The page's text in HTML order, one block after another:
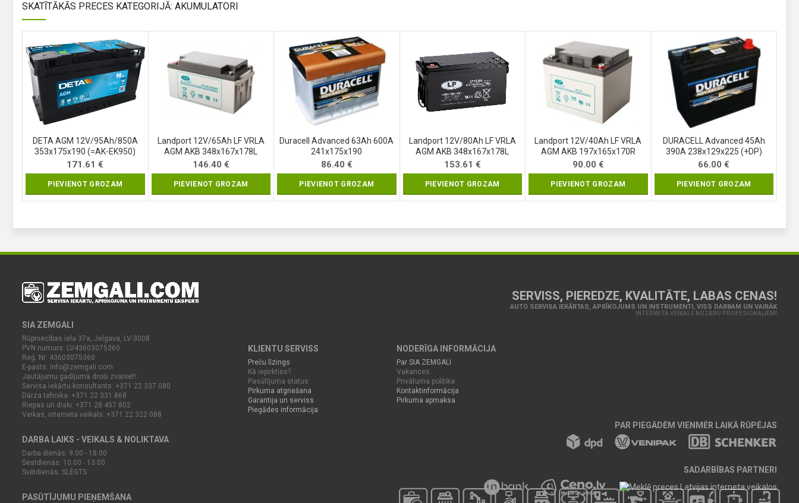
SKATĪTĀKĀS PRECES KATEGORIJĀ: AKUMULATORI
DETA AGM 12V/95Ah/850A
353x175x190 (=AK-EK950)
171.61€
PIEVIENOT GROZAM
Landport 12V/65Ah LF VRLA
AGM AKB 348x167x178L
146.40 €
PIEVIENOT GROZAM
Duracell Advanced 63Ah 600A
241x175x190
86.40 €
PIEVIENOT GROZAM
Landport 12V/80Ah LF VRLA
AGM AKB 348x167x178L
153.61 €
PIEVIENOT GROZAM
Landport 12V/40Ah LF VRLA
AGM AKB 197x165x170R
90.00 €
PIEVIENOT GROZAM
DURACELL Advanced 45Ah
390A 238x129x225 (+DP)
66.00€
PIEVIENOT GROZAM
SIA ZEMGALI
Rūpniecības iela 37a, Jelgava, LV-3008
PVN numurs: LV43603075360
Reģ. Nr: 43603075360
E-pasts: info@zemgali.com
Jautājumu gadījumā droši zvaniet!:
Servisa iekārtu konsultants: +371 22 337 080
Dārza tehnika: +371 22 331 868
Riepas un diski: +371 28 457 802
Veikas, interneta veikals: +371 22 322 088
DARBA LAIKS - VEIKALS & NOLIKTAVA
Darba dienās: 9:00 - 18:00
Sestdienās: 10:00 - 13:00
Svētdienās: SLĒGTS
PASŪTĪJUMU PIEŅEMŠANA
SERVISS, PIEREDZE, KVALITĀTE, LABAS CENAS!
AUTO SERVISA IEKĀRTAS, APRĪKOJUMS UN INSTRUMENTI, VISS DARBAM UN VAIRĀK
INTERNETA VEIKALS NOZARU PROFESIONĀĻIEM!
KLIENTU SERVISS
Preču līzings
Kā iepirkties?
Pasūtījuma status
Pirkuma atgriešana
Garantija un serviss
Piegādes informācija
NODERĪGA INFORMĀCIJA
Par SIA ZEMGALI
Vakances
Privātuma politika
Kontaktinformācija
Pirkuma apmaksa
PAR PIEGĀDĒM VIENMĒR LAIKĀ RŪPĒJAS
SADARBĪBAS PARTNERI